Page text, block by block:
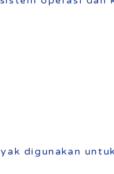
digunakan